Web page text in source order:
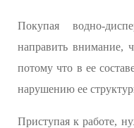
Покупая водно-
направить внимание,
потому что в ее
нарушению ее
Приступая к работе,